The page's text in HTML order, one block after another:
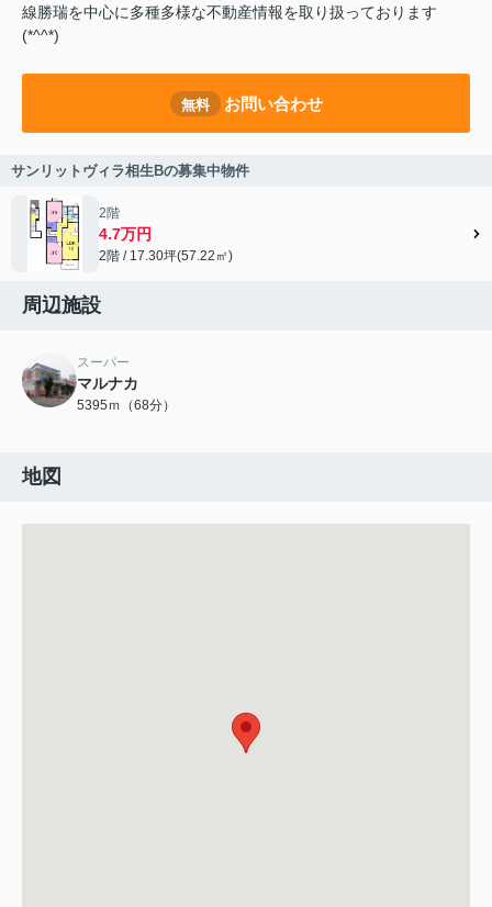
線勝瑞を中心に多種多様な不動産情報を取り扱っております
(*^^*)
無料 お問い合わせ
サンリットヴィラ相生Bの募集中物件
2階
4.7万円
2階 / 17.30坪(57.22㎡)
周辺施設
スーパー
マルナカ
5395ｍ（68分）
地図